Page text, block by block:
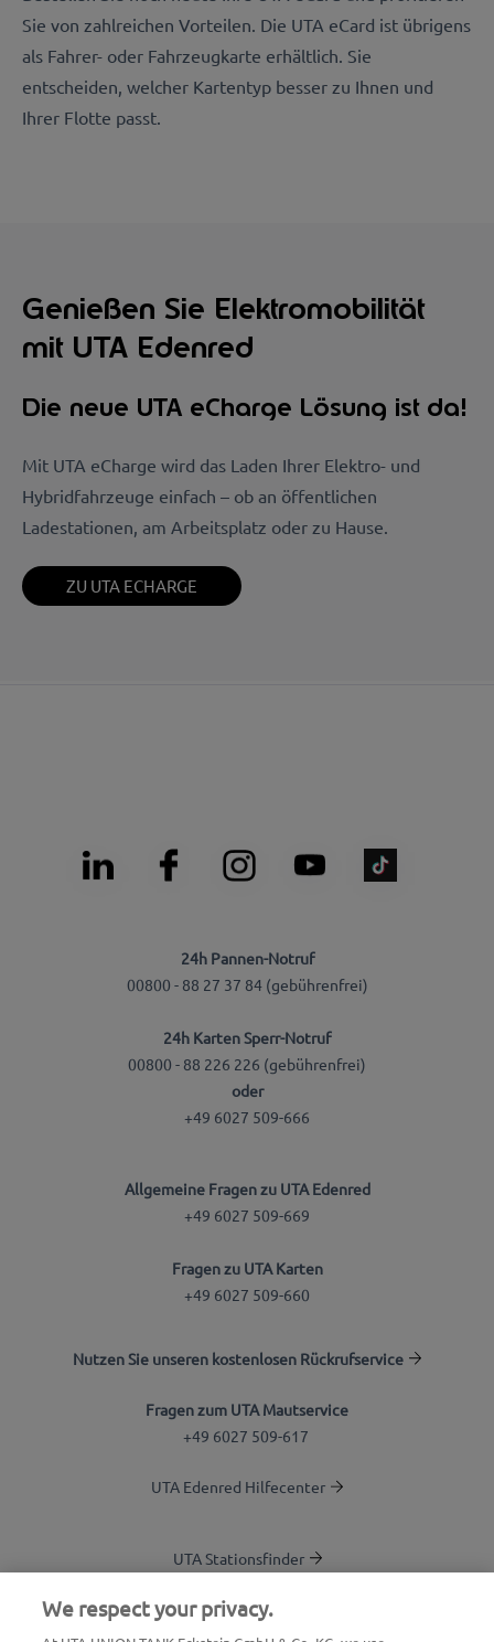
Sie von zahlreichen Vorteilen. Die UTA eCard ist übrigens
als Fahrer- oder Fahrzeugkarte erhältlich. Sie
entscheiden, welcher Kartentyp besser zu Ihnen und
Ihrer Flotte passt.
Genießen Sie Elektromobilität
mit UTA Edenred
Die neue UTA eCharge Lösung ist da!
Mit UTA eCharge wird das Laden Ihrer Elektro- und
Hybridfahrzeuge einfach – ob an öffentlichen
Ladestationen, am Arbeitsplatz oder zu Hause.
ZU UTA ECHARGE
24h Pannen-Notruf
00800 - 88 27 37 84 (gebührenfrei)
24h Karten Sperr-Notruf
00800 - 88 226 226 (gebührenfrei)
oder
+49 6027 509-666
Allgemeine Fragen zu UTA Edenred
+49 6027 509-669
Fragen zu UTA Karten
+49 6027 509-660
Nutzen Sie unseren kostenlosen Rückrufservice
Fragen zum UTA Mautservice
+49 6027 509-617
UTA Edenred Hilfecenter
UTA Stationsfinder
Blog
Login Kundenbereich
We respect your privacy.